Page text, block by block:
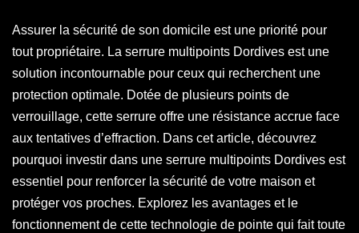
Assurer la sécurité de son domicile est une priorité pour
tout propriétaire. La serrure multipoints Dordives est une
solution incontournable pour ceux qui recherchent une
protection optimale. Dotée de plusieurs points de
verrouillage, cette serrure offre une résistance accrue face
aux tentatives d’effraction. Dans cet article, découvrez
pourquoi investir dans une serrure multipoints Dordives est
essentiel pour renforcer la sécurité de votre maison et
protéger vos proches. Explorez les avantages et le
fonctionnement de cette technologie de pointe qui fait toute